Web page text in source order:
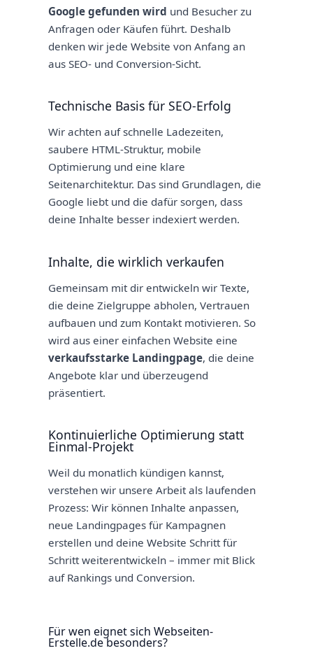
Google gefunden wird und Besucher zu
Anfragen oder Käufen führt. Deshalb
denken wir jede Website von Anfang an
aus SEO- und Conversion-Sicht.
Technische Basis für SEO-Erfolg
Wir achten auf schnelle Ladezeiten,
saubere HTML-Struktur, mobile
Optimierung und eine klare
Seitenarchitektur. Das sind Grundlagen, die
Google liebt und die dafür sorgen, dass
deine Inhalte besser indexiert werden.
Inhalte, die wirklich verkaufen
Gemeinsam mit dir entwickeln wir Texte,
die deine Zielgruppe abholen, Vertrauen
aufbauen und zum Kontakt motivieren. So
wird aus einer einfachen Website eine
verkaufsstarke Landingpage, die deine
Angebote klar und überzeugend
präsentiert.
Kontinuierliche Optimierung statt
Einmal-Projekt
Weil du monatlich kündigen kannst,
verstehen wir unsere Arbeit als laufenden
Prozess: Wir können Inhalte anpassen,
neue Landingpages für Kampagnen
erstellen und deine Website Schritt für
Schritt weiterentwickeln – immer mit Blick
auf Rankings und Conversion.
Für wen eignet sich Webseiten-
Erstelle.de besonders?